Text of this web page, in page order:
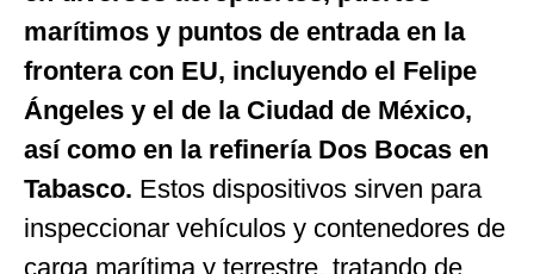
marítimos y puntos de entrada en la
frontera con EU, incluyendo el Felipe
Ángeles y el de la Ciudad de México,
así como en la refinería Dos Bocas en
Tabasco. Estos dispositivos sirven para
inspeccionar vehículos y contenedores de
carga marítima y terrestre, tratando de